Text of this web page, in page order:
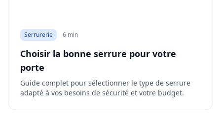
Serrurerie 6 min
Choisir la bonne serrure pour votre
porte
Guide complet pour sélectionner le type de serrure
adapté à vos besoins de sécurité et votre budget.